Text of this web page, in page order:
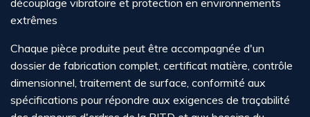
extrêmes
Chaque pièce produite peut être accompagnée d'un
dossier de fabrication complet, certificat matière, contrôle
dimensionnel, traitement de surface, conformité aux
spécifications pour répondre aux exigences de traçabilité